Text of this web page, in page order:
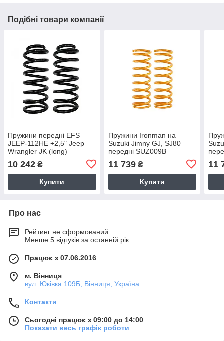
Подібні товари компанії
Пружини передні EFS
JEEP-112HE +2,5" Jeep
Wrangler JK (long)
10 242 ₴
Купити
Пружини Ironman на
Suzuki Jimny GJ, SJ80
передні SUZ009B
11 739₴
Купити
11
Про нас
Рейтинг не сформований
Менше 5 відгуків за останній рік
Працює з 07.06.2016
м. Вінниця
вул. Юківка 109Б, Вінниця, Україна
Контакти
Сьогодні працює з 09:00 до 14:00
Показати весь графік роботи